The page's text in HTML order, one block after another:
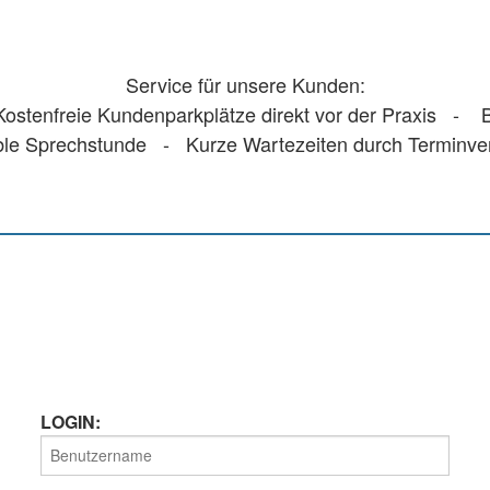
Service für unsere Kunden:
Kundenparkplätze direkt vor der Praxis -
Sprechstunde - Kurze Wartezeiten durch
LOGIN: